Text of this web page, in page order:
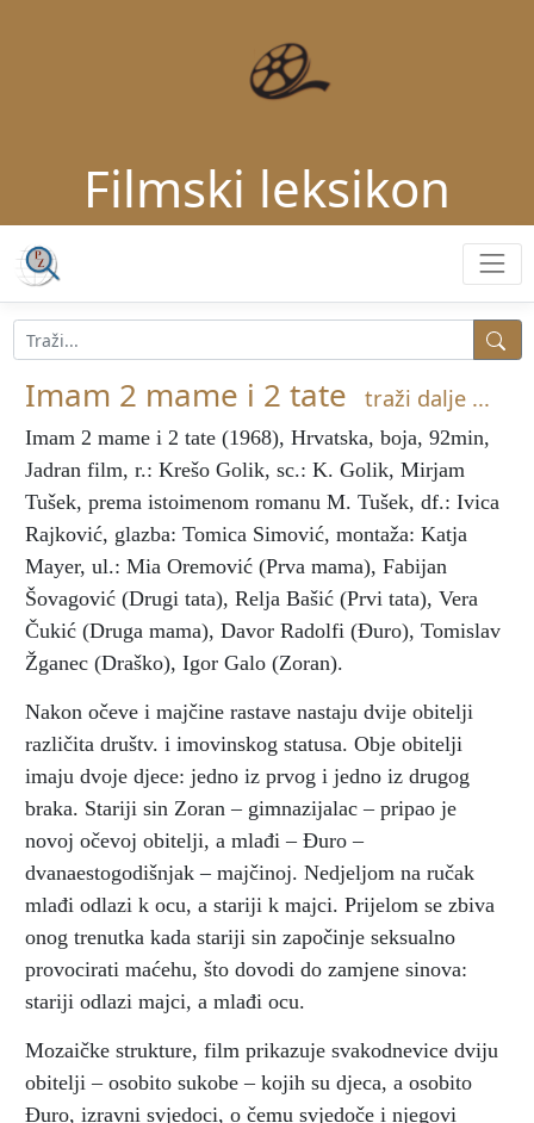
Filmski leksikon
Imam 2 mame i 2 tate traži dalje ...
Imam 2 mame i 2 tate (1968), Hrvatska, boja, 92min,
Jadran film, r.: Krešo Golik, sc.: K. Golik, Mirjam
Tušek, prema istoimenom romanu M. Tušek, df.: Ivica
Rajković, glazba: Tomica Simović, montaža: Katja
Mayer, ul.: Mia Oremović (Prva mama), Fabijan
Šovagović (Drugi tata), Relja Bašić (Prvi tata), Vera
Čukić (Druga mama), Davor Radolfi (Đuro), Tomislav
Žganec (Draško), Igor Galo (Zoran).
Nakon očeve i majčine rastave nastaju dvije obitelji
različita društv. i imovinskog statusa. Obje obitelji
imaju dvoje djece: jedno iz prvog i jedno iz drugog
braka. Stariji sin Zoran – gimnazijalac – pripao je
novoj očevoj obitelji, a mlađi – Đuro –
dvanaestogodišnjak – majčinoj. Nedjeljom na ručak
mlađi odlazi k ocu, a stariji k majci. Prijelom se zbiva
onog trenutka kada stariji sin započinje seksualno
provocirati maćehu, što dovodi do zamjene sinova:
stariji odlazi majci, a mlađi ocu.
Mozaičke strukture, film prikazuje svakodnevice dviju
obitelji – osobito sukobe – kojih su djeca, a osobito
Đuro, izravni svjedoci, o čemu svjedoče i njegovi